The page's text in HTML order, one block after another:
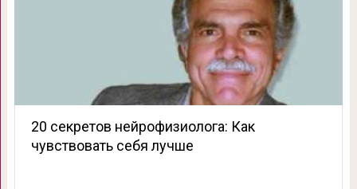
20 секретов нейрофизиолога: Как
чувствовать себя лучше